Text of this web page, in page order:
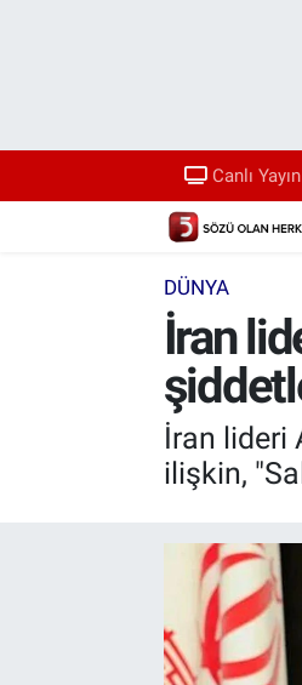
Canlı Yayın
DÜNYA
İran
İran lideri
ilişkin,
Yayın Akışı
TV 5 Ekranı ve Arşiv